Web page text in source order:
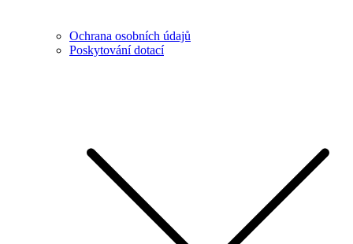
Ochrana osobních údajů
Poskytování dotací